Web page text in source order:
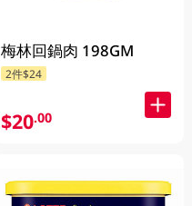
梅林回鍋肉 198GM
2件$24
$20.00